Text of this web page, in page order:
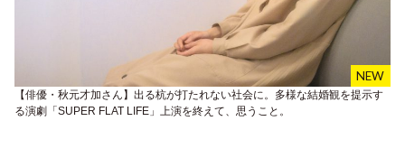
【俳優・秋元才加さん】出る杭が打たれない社会に。多様な結婚観を提示す
る演劇「SUPER FLAT LIFE」上演を終えて、思うこと。